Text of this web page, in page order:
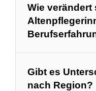
Wie
Gibt es
nach Region?